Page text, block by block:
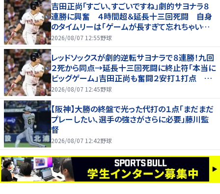
吉田正尚「すごい、すごいですね」劇的サヨナラ８
連勝に興奮 ４時間超＆延長十三回死闘 自身
のタイムリーは「ゲームが長すぎて忘れちゃいまし
た」
2026/08/07 12:55野球
レッドソックスが劇的逆転サヨナラで８連勝！九回
２死から同点→延長十三回死闘に終止符「本当に
ビッグゲーム」吉田正尚も奮闘２安打１打点 靴
下対決で驚異のスイープ
2026/08/07 12:45野球
【阪神】大勝の終盤で光った代打の１点「まだまだ
プレーしたい、選手の強さがさらに必要」藤川監
督
2026/08/07 12:42野球